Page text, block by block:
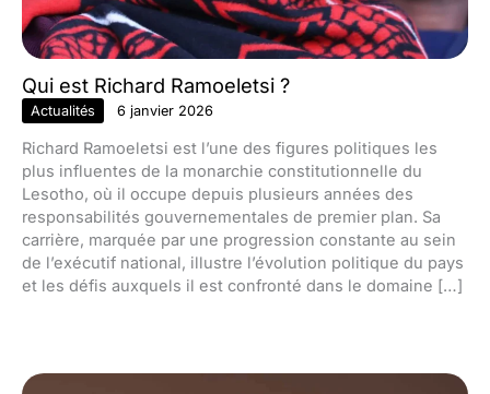
Qui est Richard Ramoeletsi ?
Actualités 6 janvier 2026
Richard Ramoeletsi est l’une des figures politiques les
plus influentes de la monarchie constitutionnelle du
Lesotho, où il occupe depuis plusieurs années des
responsabilités gouvernementales de premier plan. Sa
carrière, marquée par une progression constante au sein
de l’exécutif national, illustre l’évolution politique du pays
et les défis auxquels il est confronté dans le domaine […]